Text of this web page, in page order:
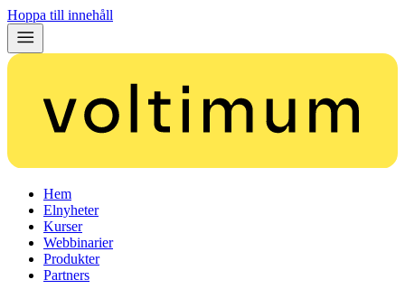
Hoppa till innehåll
Hem
Elnyheter
Kurser
Webbinarier
Produkter
Partners